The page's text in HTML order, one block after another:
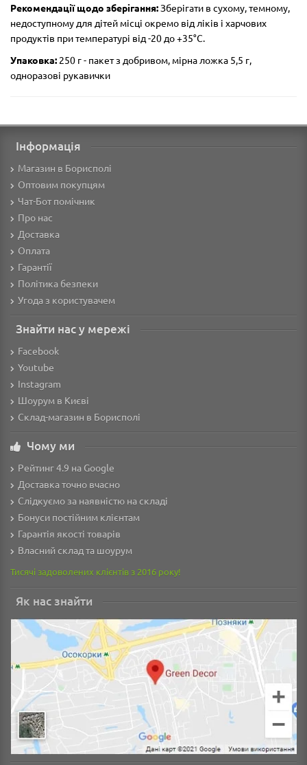
Рекомендації щодо зберігання:Зберігати в сухому, темному,
недоступному для дітей місці окремо від ліків і харчових
продуктів при температурі від -20 до +35°С.
Упаковка: 250 г - пакет з добривом, мірна ложка 5,5 г,
одноразові рукавички
Інформація
Магазин в Борисполі
Оптовим покупцям
Чат-Бот помічник
Про нас
Доставка
Оплата
Гарантії
Політика безпеки
Угода з користувачем
Знайти нас у мережі
Facebook
Youtube
Instagram
Шоурум в Києві
Склад-магазин в Борисполі
Чому ми
Рейтинг 4.9 на Google
Доставка точно вчасно
Слідкуємо за наявністю на складі
Бонуси постійним клієнтам
Гарантія якості товарів
Власний склад та шоурум
Тисячі задоволених клієнтів з 2016 року!
Як нас знайти